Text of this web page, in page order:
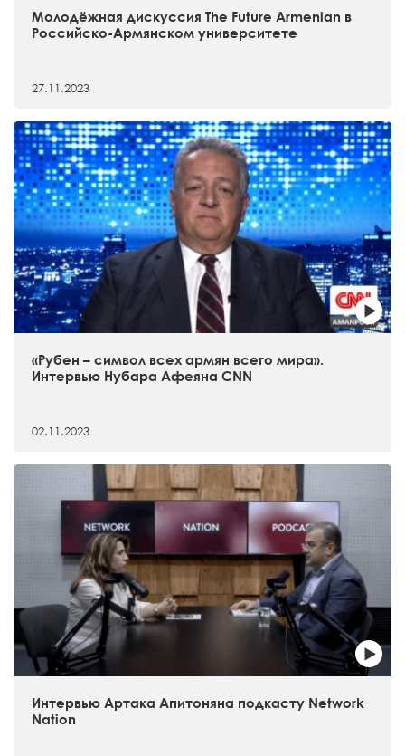
Молодёжная дискуссия The Future Armenian в
Российско-Армянском университете
27.11.2023
«Рубен – символ всех армян всего мира».
Интервью Нубара Афеяна CNN
02.11.2023
Интервью Артака Апитоняна подкасту Network
Nation